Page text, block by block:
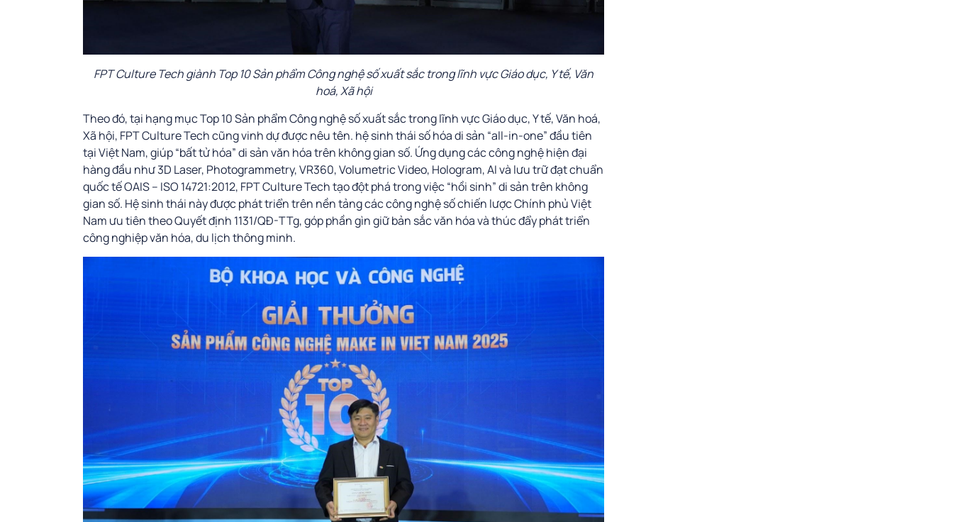
FPT Culture Tech giành Top 10 Sản phẩm Công nghệ số xuất sắc trong lĩnh vực Giáo dục, Y tế, Văn
hoá, Xã hội
Theo đó, tại hạng mục Top 10 Sản phẩm Công nghệ số xuất sắc trong lĩnh vực Giáo dục, Y tế, Văn hoá,
Xã hội, FPT Culture Tech cũng vinh dự được nêu tên. hệ sinh thái số hóa di sản “all-in-one” đầu tiên
tại Việt Nam, giúp “bất tử hóa” di sản văn hóa trên không gian số. Ứng dụng các công nghệ hiện đại
hàng đầu như 3D Laser, Photogrammetry, VR360, Volumetric Video, Hologram, AI và lưu trữ đạt chuẩn
quốc tế OAIS – ISO 14721:2012, FPT Culture Tech tạo đột phá trong việc “hồi sinh” di sản trên không
gian số. Hệ sinh thái này được phát triển trên nền tảng các công nghệ số chiến lược Chính phủ Việt
Nam ưu tiên theo Quyết định 1131/QĐ-TTg, góp phần gìn giữ bản sắc văn hóa và thúc đẩy phát triển
công nghiệp văn hóa, du lịch thông minh.